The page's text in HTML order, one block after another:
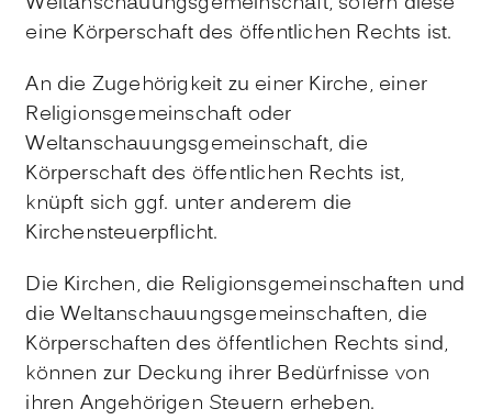
eine Körperschaft des öffentlichen Rechts ist.
An die Zugehörigkeit zu einer Kirche, einer
Religionsgemeinschaft oder
Weltanschauungsgemeinschaft, die
Körperschaft des öffentlichen Rechts ist,
knüpft sich ggf. unter anderem die
Kirchensteuerpflicht.
Die Kirchen, die Religionsgemeinschaften und
die Weltanschauungsgemeinschaften, die
Körperschaften des öffentlichen Rechts sind,
können zur Deckung ihrer Bedürfnisse von
ihren Angehörigen Steuern erheben.